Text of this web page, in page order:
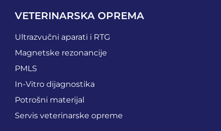
VETERINARSKA OPREMA
Ultrazvučni aparati i RTG
Magnetske rezonancije
PMLS
In-Vitro dijagnostika
Potrošni materijal
Servis veterinarske opreme